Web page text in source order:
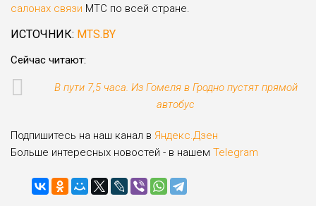
салонах связи МТС по всей стране.
ИСТОЧНИК: MTS.BY
Сейчас читают:
В пути 7,5 часа. Из Гомеля в Гродно пустят прямой
автобус
Подпишитесь на наш канал в Яндекс.Дзен
Больше интересных новостей - в нашем Telegram